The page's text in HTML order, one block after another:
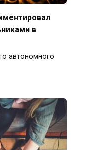
в
автономного